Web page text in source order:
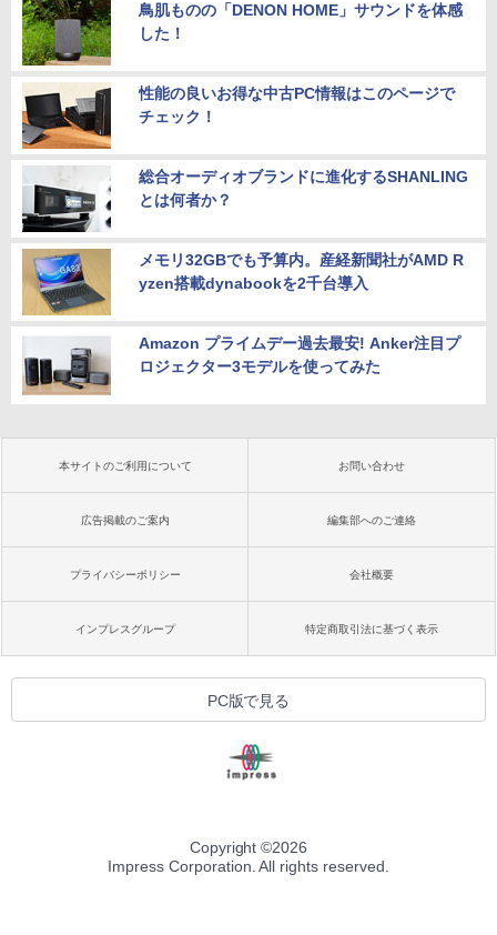
鳥肌ものの「DENON HOME」サウンドを体感
した！
性能の良いお得な中古PC情報はこのページで
チェック！
総合オーディオブランドに進化するSHANLING
とは何者か？
メモリ32GBでも予算内。産経新聞社がAMD R
yzen搭載dynabookを2千台導入
Amazon プライムデー過去最安! Anker注目プ
ロジェクター3モデルを使ってみた
本サイトのご利用について お問い合わせ
広告掲載のご案内 編集部へのご連絡
プライバシーポリシー 会社概要
インプレスグループ 特定商取引法に基づく表示
PC版で見る
Copyright ©2026
Impress Corporation. All rights reserved.